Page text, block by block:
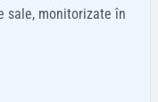
sale, monitorizate în